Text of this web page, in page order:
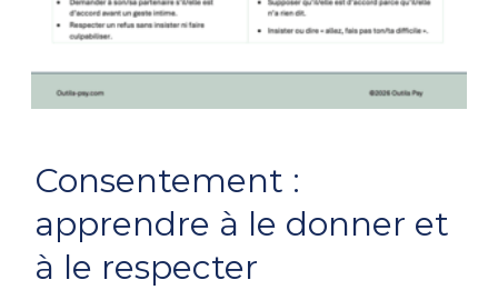
Consentement :
apprendre à le donner et
à le respecter
à
le